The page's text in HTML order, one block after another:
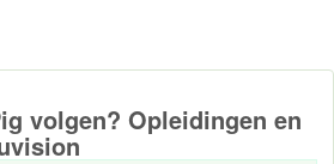
volgen? Opleidingen en